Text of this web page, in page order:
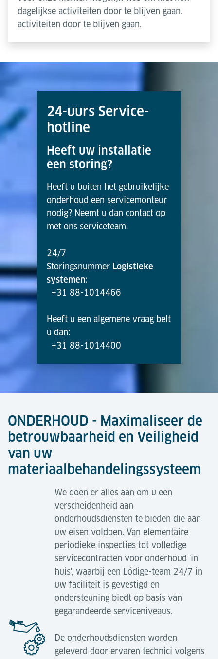
dagelijkse activiteiten door te blijven gaan.
activiteiten door te blijven gaan.
24-uurs Service-
hotline
Heeft uw installatie
een storing?
Heeft u buiten het gebruikelijke
onderhoud een servicemonteur
nodig? Neemt u dan contact op
met ons serviceteam.
24/7
Storingsnummer Logistieke
systemen:
+31 88-1014466
Heeft u een algemene vraag belt
u dan:
+31 88-1014400
ONDERHOUD - Maximaliseer de
betrouwbaarheid en Veiligheid
van uw
materiaalbehandelingssysteem
We doen er alles aan om u een
verscheidenheid aan
onderhoudsdiensten te bieden die aan
uw eisen voldoen. Van elementaire
periodieke inspecties tot volledige
servicecontracten voor onderhoud 'in
huis', waarbij een Lödige-team 24/7 in
uw faciliteit is gevestigd en
ondersteuning biedt op basis van
gegarandeerde serviceniveaus.
De onderhoudsdiensten worden
geleverd door ervaren technici volgens